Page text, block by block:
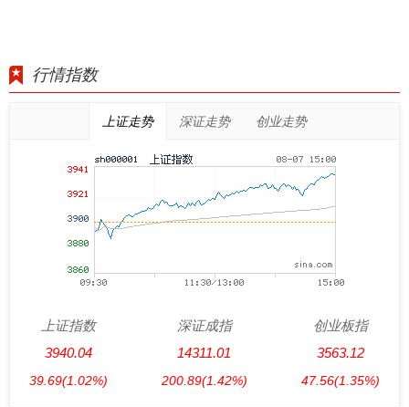
行情指数
上证走势 深证走势 创业走势
上证指数
3940.04
39.69(1.02%)
深证成指
14311.01
200.89(1.42%)
创业板指
3563.12
47.56(1.35%)